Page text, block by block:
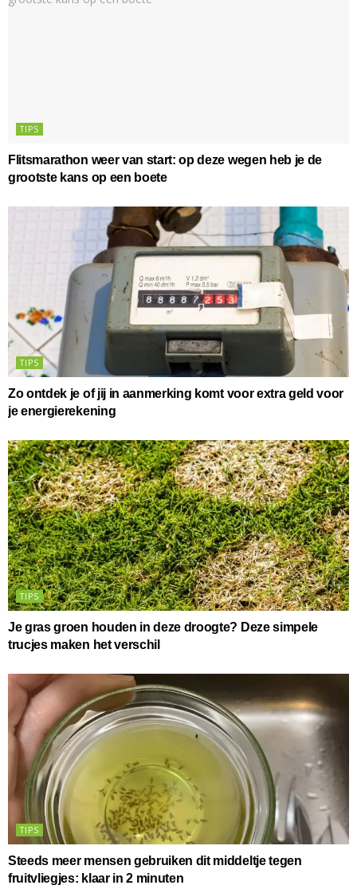
TIPS
Flitsmarathon weer van start: op deze wegen heb je de
grootste kans op een boete
TIPS
Zo ontdek je of jij in aanmerking komt voor extra geld voor
je energierekening
TIPS
Je gras groen houden in deze droogte? Deze simpele
trucjes maken het verschil
TIPS
Steeds meer mensen gebruiken dit middeltje tegen
fruitvliegjes: klaar in 2 minuten